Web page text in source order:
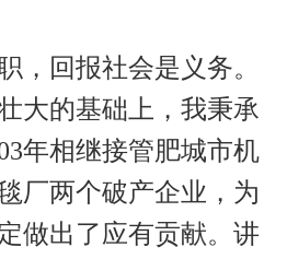
，回报社会是义务。
大的基础上，我秉承
年相继接管肥城市机
厂两个破产企业，为
做出了应有贡献。讲